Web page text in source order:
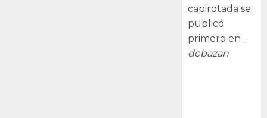
capirotada se
publicó
primero en .
debazan